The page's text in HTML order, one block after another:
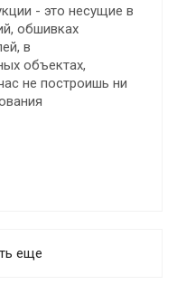
- это несущие в
обшивках
в
объектах,
не построишь ни
еще